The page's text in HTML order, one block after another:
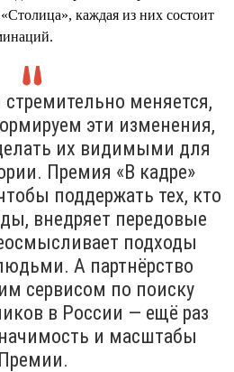
каждая из них состоит
стремительно меняется,
эти изменения,
их видимыми для
Премия «В кадре»
поддержать тех, кто
внедряет передовые
подходы
А партнёрство
сервисом по поиску
в России — ещё раз
и масштабы
Премии.